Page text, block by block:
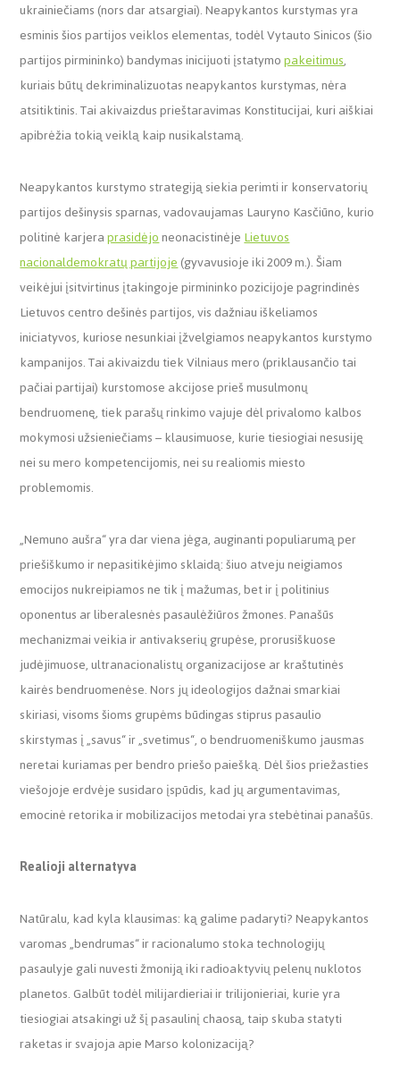
ukrainiečiams (nors dar atsargiai). Neapykantos kurstymas yra
esminis šios partijos veiklos elementas, todėl Vytauto Sinicos (šio
partijos pirmininko) bandymas inicijuoti įstatymopakeitimus,
kuriais būtų dekriminalizuotas neapykantos kurstymas, nėra
atsitiktinis. Tai akivaizdus prieštaravimas Konstitucijai, kuri aiškiai
apibrėžia tokią veiklą kaip nusikalstamą.
Neapykantos kurstymo strategiją siekia perimti ir konservatorių
partijos dešinysis sparnas, vadovaujamas Lauryno Kasčiūno, kurio
politinė karjeraprasidėjoneonacistinėjeLietuvos
nacionaldemokratų partijoje(gyvavusioje iki 2009 m.). Šiam
veikėjui įsitvirtinus įtakingoje pirmininko pozicijoje pagrindinės
Lietuvos centro dešinės partijos, vis dažniau iškeliamos
iniciatyvos, kuriose nesunkiai įžvelgiamos neapykantos kurstymo
kampanijos. Tai akivaizdu tiek Vilniaus mero (priklausančio tai
pačiai partijai) kurstomose akcijose prieš musulmonų
bendruomenę, tiek parašų rinkimo vajuje dėl privalomo kalbos
mokymosi užsieniečiams – klausimuose, kurie tiesiogiai nesusiję
nei su mero kompetencijomis, nei su realiomis miesto
problemomis.
„Nemuno aušra“ yra dar viena jėga, auginanti populiarumą per
priešiškumo ir nepasitikėjimo sklaidą: šiuo atveju neigiamos
emocijos nukreipiamos ne tik į mažumas, bet ir į politinius
oponentus ar liberalesnės pasaulėžiūros žmones. Panašūs
mechanizmai veikia ir antivakserių grupėse, prorusiškuose
judėjimuose, ultranacionalistų organizacijose ar kraštutinės
kairės bendruomenėse. Nors jų ideologijos dažnai smarkiai
skiriasi, visoms šioms grupėms būdingas stiprus pasaulio
skirstymas į „savus“ ir „svetimus“, o bendruomeniškumo jausmas
neretai kuriamas per bendro priešo paiešką. Dėl šios priežasties
viešojoje erdvėje susidaro įspūdis, kad jų argumentavimas,
emocinė retorika ir mobilizacijos metodai yra stebėtinai panašūs.
Realioji alternatyva
Natūralu, kad kyla klausimas: ką galime padaryti? Neapykantos
varomas „bendrumas“ ir racionalumo stoka technologijų
pasaulyje gali nuvesti žmoniją iki radioaktyvių pelenų nuklotos
planetos. Galbūt todėl milijardieriai ir trilijonieriai, kurie yra
tiesiogiai atsakingi už šį pasaulinį chaosą, taip skuba statyti
raketas ir svajoja apie Marso kolonizaciją?